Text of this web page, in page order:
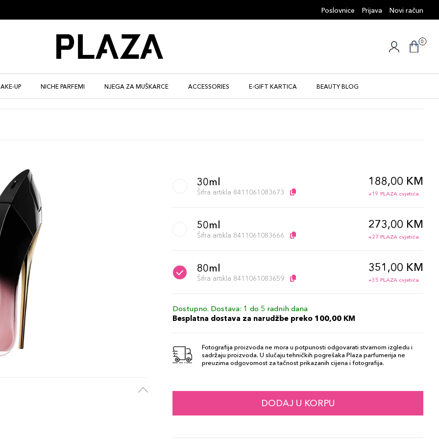
Poslovnice Prijava Novi račun
0
UP NICHE PARFEMI NJEGA ZA MUŠKARCE ACCESSORIES E-GIFT KARTICA BEAUTY BLOG
30ml
Šifra artikla 8411061083673
188,00 KM
+19 PLAZA cvjetića
50ml
Šifra artikla 8411061083666
273,00 KM
+27 PLAZA cvjetića
80ml
Šifra artikla 8411061083659
351,00 KM
+35 PLAZA cvjetića
Dostupno. Dostava: 1 do 5 radnih dana
Besplatna dostava za narudžbe preko 100,00 KM
Fotografija proizvoda ne mora u potpunosti odgovarati stvarnom izgledu i
sadržaju proizvoda. U slučaju tehničkih pogrešaka Plaza parfumerija ne
preuzima odgovornost za tačnost prikazanih cijena i fotografija.
DODAJ U KORPU